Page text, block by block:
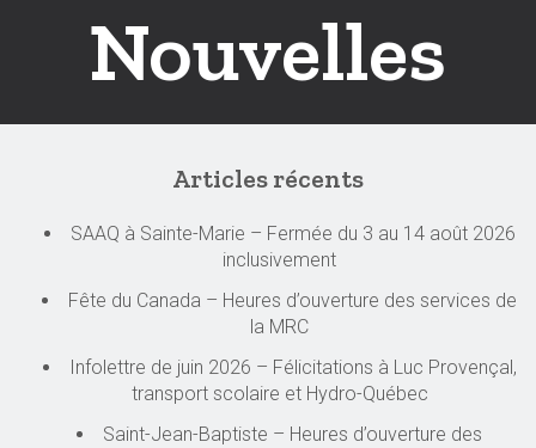
Nouvelles
Articles récents
SAAQ à Sainte-Marie – Fermée du 3 au 14 août 2026
inclusivement
Fête du Canada – Heures d’ouverture des services de
la MRC
Infolettre de juin 2026 – Félicitations à Luc Provençal,
transport scolaire et Hydro-Québec
Saint-Jean-Baptiste – Heures d’ouverture des